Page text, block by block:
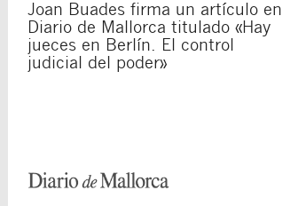
Joan Buades firma un artículo en
Diario de Mallorca titulado «Hay
jueces en Berlín. El control
judicial del poder»